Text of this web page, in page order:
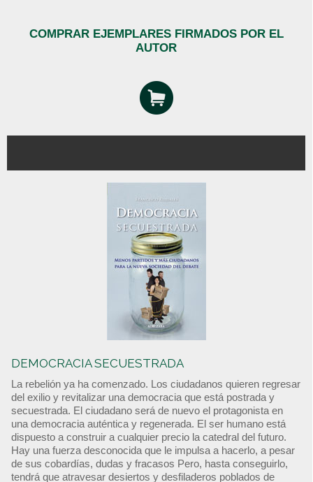
COMPRAR EJEMPLARES FIRMADOS POR EL
AUTOR
DEMOCRACIA SECUESTRADA
La rebelión ya ha comenzado. Los ciudadanos quieren regresar
del exilio y revitalizar una democracia que está postrada y
secuestrada. El ciudadano será de nuevo el protagonista en
una democracia auténtica y regenerada. El ser humano está
dispuesto a construir a cualquier precio la catedral del futuro.
Hay una fuerza desconocida que le impulsa a hacerlo, a pesar
de sus cobardías, dudas y fracasos Pero, hasta conseguirlo,
tendrá que atravesar desiertos y desfiladeros poblados de